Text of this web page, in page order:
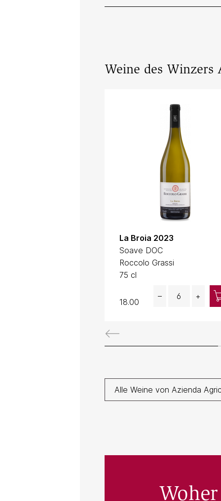
Weine des Winzers
La Broia 2023
Soave DOC
Roccolo Grassi
75 cl
18.00
– +
Alle Weine von Azienda